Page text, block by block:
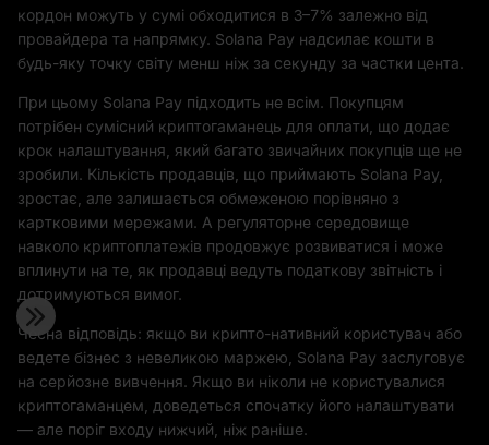
кордон можуть у сумі обходитися в 3–7% залежно від
провайдера та напрямку. Solana Pay надсилає кошти в
будь-яку точку світу менш ніж за секунду за частки цента.
При цьому Solana Pay підходить не всім. Покупцям
потрібен сумісний криптогаманець для оплати, що додає
крок налаштування, який багато звичайних покупців ще не
зробили. Кількість продавців, що приймають Solana Pay,
зростає, але залишається обмеженою порівняно з
картковими мережами. А регуляторне середовище
навколо криптоплатежів продовжує розвиватися і може
вплинути на те, як продавці ведуть податкову звітність і
дотримуються вимог.
Чесна відповідь: якщо ви крипто-нативний користувач або
ведете бізнес з невеликою маржею, Solana Pay заслуговує
на серйозне вивчення. Якщо ви ніколи не користувалися
криптогаманцем, доведеться спочатку його налаштувати
— але поріг входу нижчий, ніж раніше.